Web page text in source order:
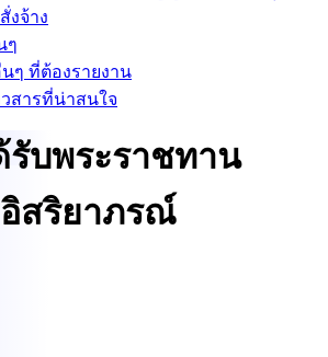
งจ้าง
ๆ
นๆ ที่ต้องรายงาน
สารที่น่าสนใจ
รับพระราชทาน
อิสริยาภรณ์